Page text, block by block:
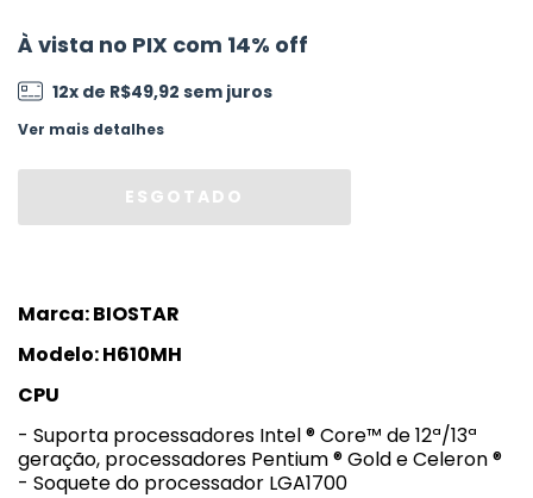
À vista no PIX com 14% off
12x de R$49,92 sem juros
Ver mais detalhes
Marca: BIOSTAR
Modelo: H610MH
CPU
- Suporta processadores Intel ® Core™ de 12ª/13ª
geração, processadores Pentium ® Gold e Celeron ®
- Soquete do processador LGA1700